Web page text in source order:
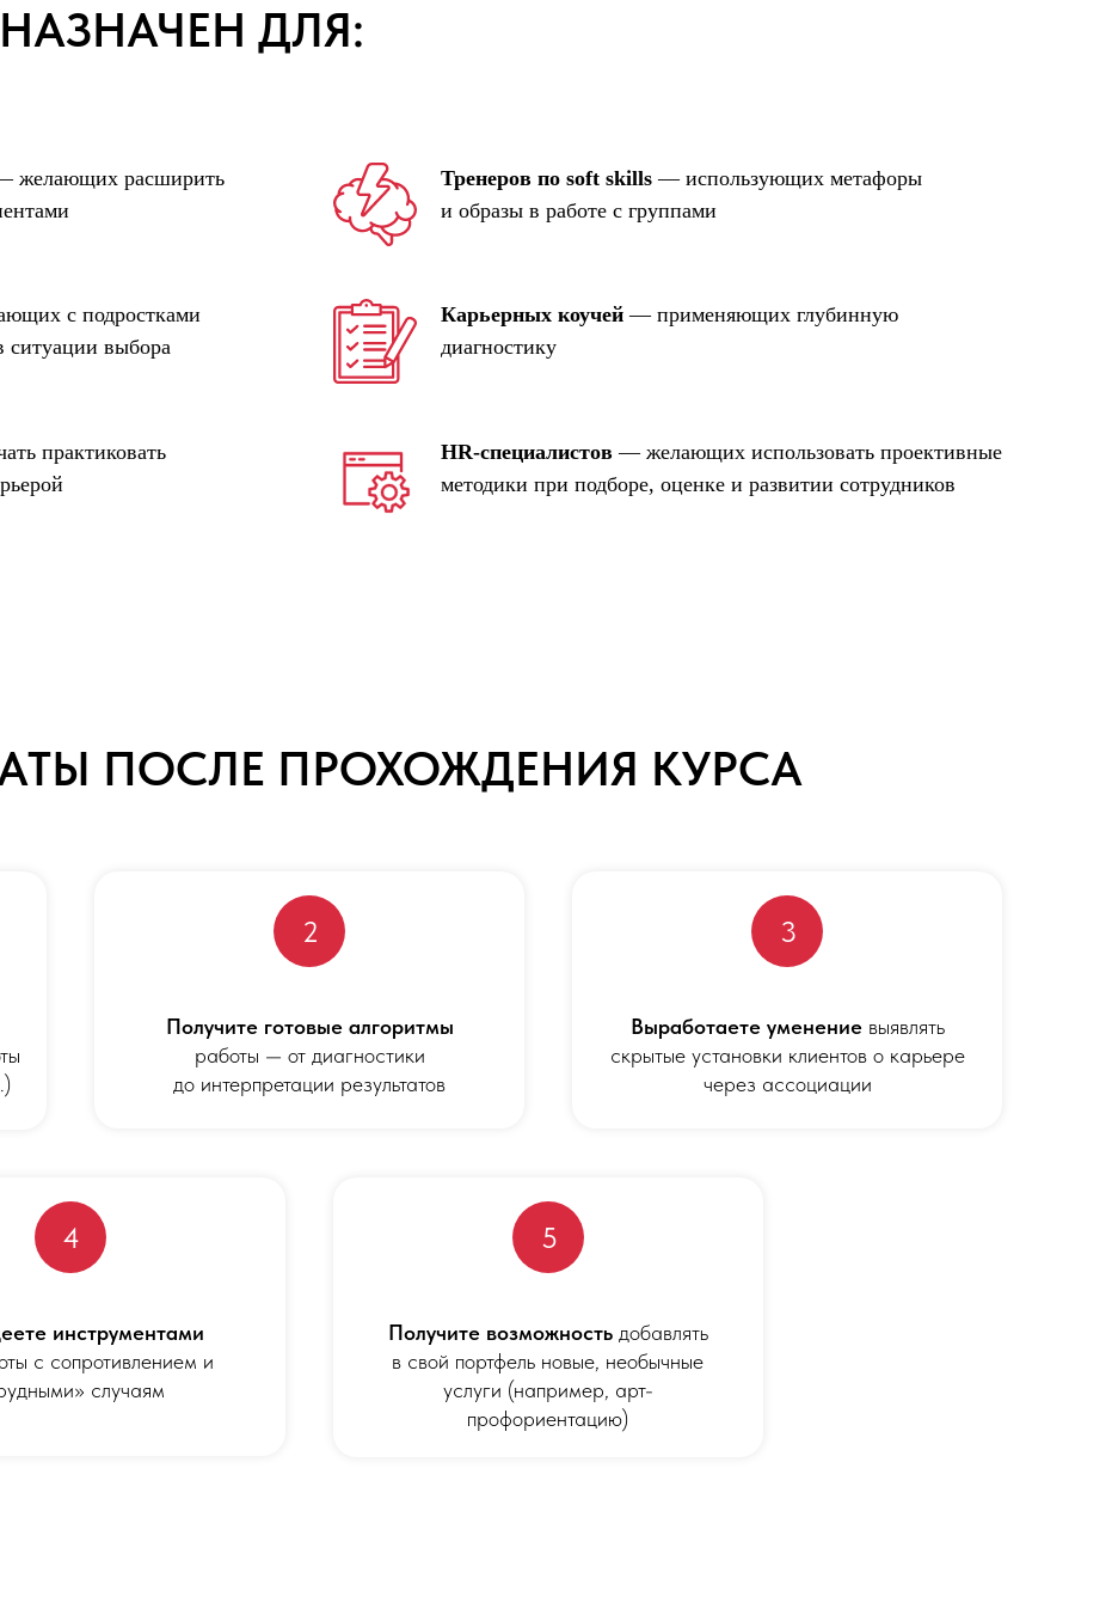
ДЛЯ:
желающих расширить
Тренеров по soft skills — использующих метафоры
и образы в работе с группами
с подростками
ситуации выбора
Карьерных коучей — применяющих глубинную
диагностику
практиковать
HR-специалистов — желающих использовать проективные
методики при подборе, оценке и развитии сотрудников
ПОСЛЕ ПРОХОЖДЕНИЯ КУРСА
Выработаете уменениевыявлять
скрытые установки клиентов о карьере
через ассоциации
2
инструментами
с сопротивлением и
случаям
3
Получите возможностьдобавлять
в свой портфель новые, необычные
услуги (например, арт-
профориентацию)
4 5
Получите готовые алгоритмы
работы — от диагностики
до интерпретации результатов